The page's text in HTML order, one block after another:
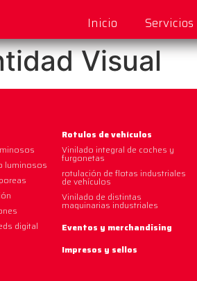
Inicio Servicios
Visual
luminosos
digital
Rotulos de vehículos
Vinilado integral de coches y
furgonetas
rotulación de flotas industriales
de vehículos
Vinilado de distintas
maquinarias industriales
Eventos y merchandising
Impresos y sellos